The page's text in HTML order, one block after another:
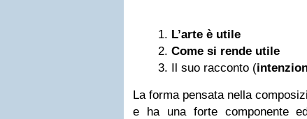
L’arte è utile
Come si rende utile
Il suo racconto (
La forma pensata nella
e ha una forte componente